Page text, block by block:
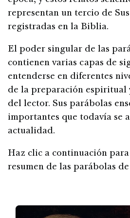
representan un tercio de Sus
registradas en la Biblia.
El poder singular de las
contienen varias capas de
entenderse en diferentes
de la preparación espiritual
del lector. Sus parábolas
importantes que todavía se
actualidad.
Haz clic a continuación
resumen de las parábolas de